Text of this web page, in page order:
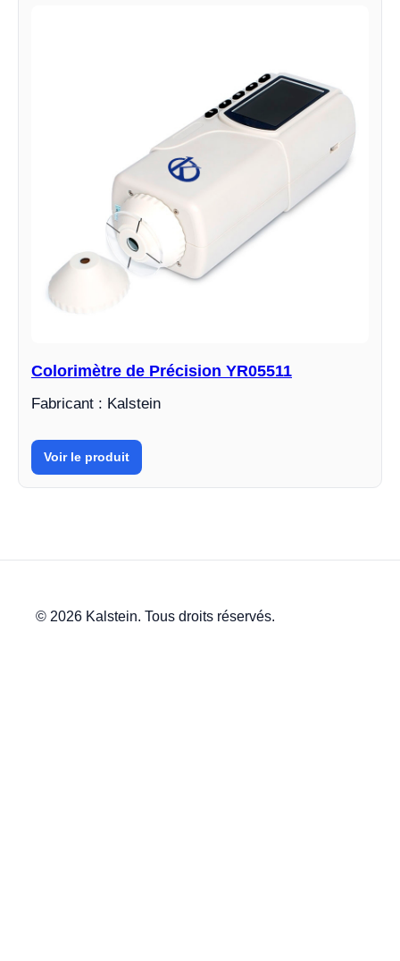
Colorimètre de Précision YR05511
Fabricant : Kalstein
Voir le produit
© 2026 Kalstein. Tous droits réservés.